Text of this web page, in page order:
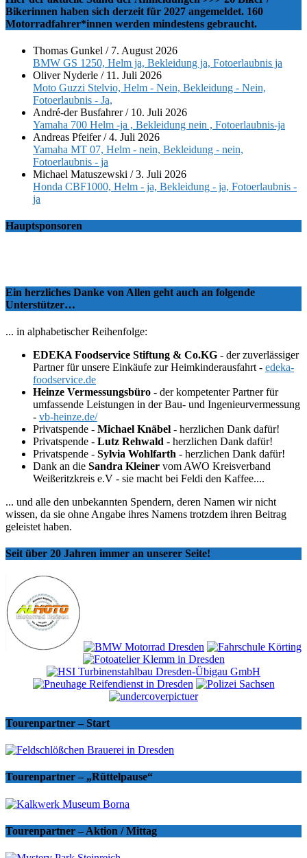
Bikerinnen haben sich derzeit für 2027 angemeldet. 160
Motorradfahrer*innen werden mindestens gebraucht.
Thomas Gunkel / 7. August 2026
BMW GS 1250, Helm ja, Bekleidung ja, Fotoerlaubnis ja
Oliver Nyderle / 11. Juli 2026
Moto Guzzi Stelvio, Helm - Nein, Bekleidung - Nein,
Fotoerlaubnis - Ja,
André-der Busfahrer/ 10. Juli 2026
Yamaha 700 Helm -ja , Bekleidung nein , Fotoerlaubnis-ja
Andreas Pfeifer/4. Juli 2026
Yamaha MT 07, Helm - nein, Bekleidung - nein,
Fotoerlaubnis - ja
Michael Matuszewski /3. Juli 2026
Honda CBF1000, Helm - ja, Bekleidung - ja, Fotoerlaubnis -
ja
Hauptsponsoren
Ein herzliches Danke von Allen geht auch an folgende
Unterstützer…
... in alphabetischer Reihenfolge:
EDEKA Foodservice Stiftung & Co.KG - der zuverlässiger
Partner für unsere Einkäufe zur Heimkinderausfahrt - edeka-
foodservice.de
Heinze Vermessungsbüro - der kompetenter Partner für
umfassende Leistungen in der Bau- und Ingenieurvermessung
- vb-heinze.de/
Privatspende - Michael Knäbel - herzlichen Dank dafür!
Privatspende - Lutz Rehwald - herzlichen Dank dafür!
Privatspende - Sylvia Wohlfarth - herzlichen Dank dafür!
Dank an die Sandra Kleiner vom AWO Kreisverband
Weißeritzkreis e.V - sie macht bei Feldi den Kaffee....
... und alle den unbekannten Spendern, deren Namen wir nicht
wissen, da sie ohne Angabe ihres Namens trotzdem ihren Beitrag
geleistet haben.
Seit über 20 Jahren immer an unserer Seite!
Tourenpartner – Start
Tourenpartner – „Rüttelpause“
Tourenpartner – Aktion / Mittag